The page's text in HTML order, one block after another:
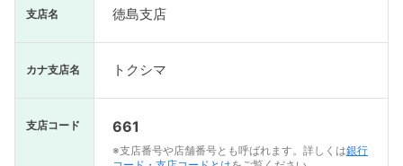
支店名 徳島支店
カナ支店名 トクシマ
支店コード 661
※支店番号や店舗番号とも呼ばれます。詳しくは銀行